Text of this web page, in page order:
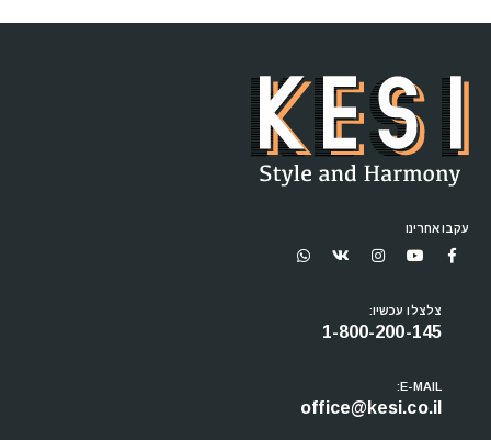
עקבו אחרינו
צלצלו עכשיו:
1-800-200-145
E-MAIL:
office@kesi.co.il